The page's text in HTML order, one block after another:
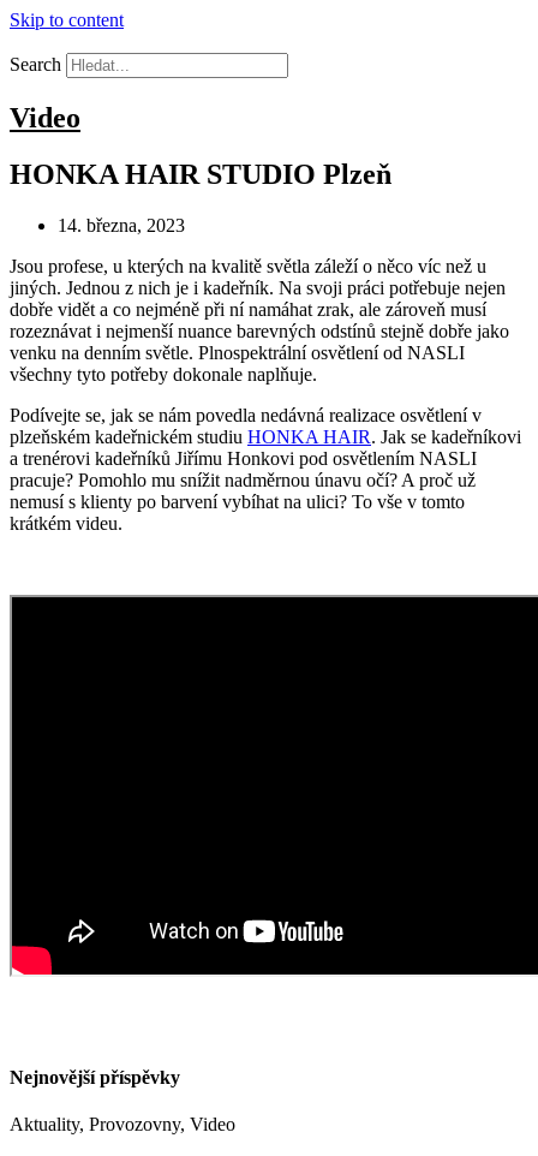
Skip to content
Search
Video
HONKA HAIR STUDIO Plzeň
14. března, 2023
Jsou profese, u kterých na kvalitě světla záleží o něco víc než u
jiných. Jednou z nich je i kadeřník. Na svoji práci potřebuje nejen
dobře vidět a co nejméně při ní namáhat zrak, ale zároveň musí
rozeznávat i nejmenší nuance barevných odstínů stejně dobře jako
venku na denním světle. Plnospektrální osvětlení od NASLI
všechny tyto potřeby dokonale naplňuje.
Podívejte se, jak se nám povedla nedávná realizace osvětlení v
plzeňském kadeřnickém studiu HONKA HAIR. Jak se kadeřníkovi
a trenérovi kadeřníků Jiřímu Honkovi pod osvětlením NASLI
pracuje? Pomohlo mu snížit nadměrnou únavu očí? A proč už
nemusí s klienty po barvení vybíhat na ulici? To vše v tomto
krátkém videu.
Nejnovější příspěvky
Aktuality, Provozovny, Video